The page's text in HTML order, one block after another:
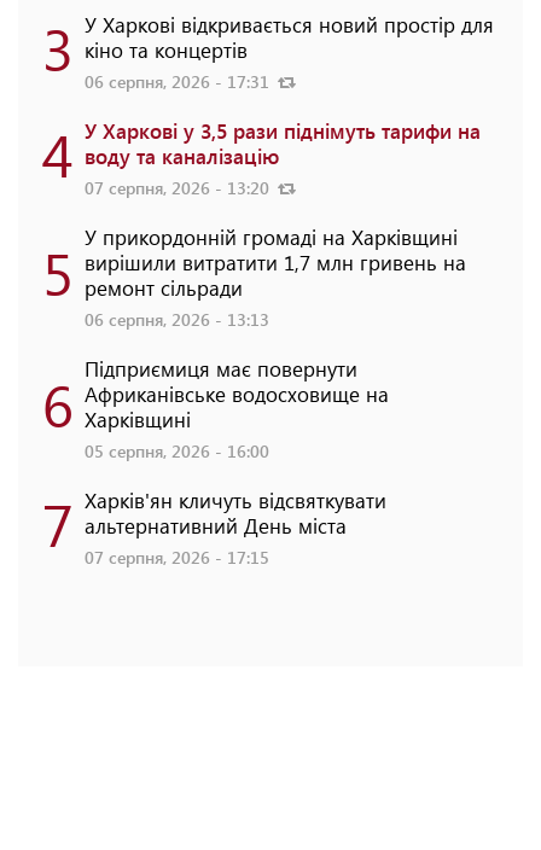
3 У Харкові відкривається новий простір для
кіно та концертів
06 серпня, 2026 - 17:31
4 У Харкові у 3,5 рази піднімуть тарифи на
воду та каналізацію
07 серпня, 2026 - 13:20
5 У прикордонній громаді на Харківщині
вирішили витратити 1,7 млн гривень на
ремонт сільради
06 серпня, 2026 - 13:13
6 Підприємиця має повернути
Африканівське водосховище на
Харківщині
05 серпня, 2026 - 16:00
7 Харків'ян кличуть відсвяткувати
альтернативний День міста
07 серпня, 2026 - 17:15